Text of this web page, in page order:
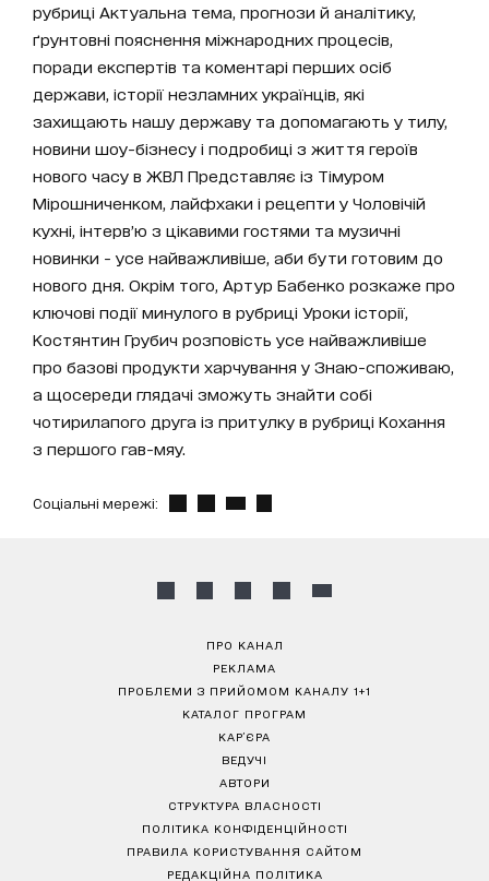
рубриці Актуальна тема, прогнози й аналітику,
ґрунтовні пояснення міжнародних процесів,
поради експертів та коментарі перших осіб
держави, історії незламних українців, які
захищають нашу державу та допомагають у тилу,
новини шоу-бізнесу і подробиці з життя героїв
нового часу в ЖВЛ Представляє із Тімуром
Мірошниченком, лайфхаки і рецепти у Чоловічій
кухні, інтерв’ю з цікавими гостями та музичні
новинки - усе найважливіше, аби бути готовим до
нового дня. Окрім того, Артур Бабенко розкаже про
ключові події минулого в рубриці Уроки історії,
Костянтин Грубич розповість усе найважливіше
про базові продукти харчування у Знаю-споживаю,
а щосереди глядачі зможуть знайти собі
чотирилапого друга із притулку в рубриці Кохання
з першого гав-мяу.
Соціальні мережі:
ПРО КАНАЛ
РЕКЛАМА
ПРОБЛЕМИ З ПРИЙОМОМ КАНАЛУ 1+1
КАТАЛОГ ПРОГРАМ
КАР’ЄРА
ВЕДУЧІ
АВТОРИ
СТРУКТУРА ВЛАСНОСТІ
ПОЛІТИКА КОНФІДЕНЦІЙНОСТІ
ПРАВИЛА КОРИСТУВАННЯ САЙТОМ
РЕДАКЦІЙНА ПОЛІТИКА